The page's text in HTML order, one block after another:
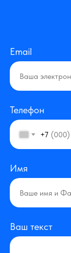
Email
Телефон
+7
Имя
Ваш текст